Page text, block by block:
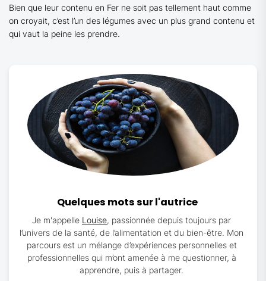
Bien que leur contenu en Fer ne soit pas tellement haut comme
on croyait, c’est l’un des légumes avec un plus grand contenu et
qui vaut la peine les prendre.
Quelques mots sur l'autrice
Je m'appelle Louise, passionnée depuis toujours par
l’univers de la santé, de l’alimentation et du bien-être. Mon
parcours est un mélange d’expériences personnelles et
professionnelles qui m’ont amenée à me questionner, à
apprendre, puis à partager.